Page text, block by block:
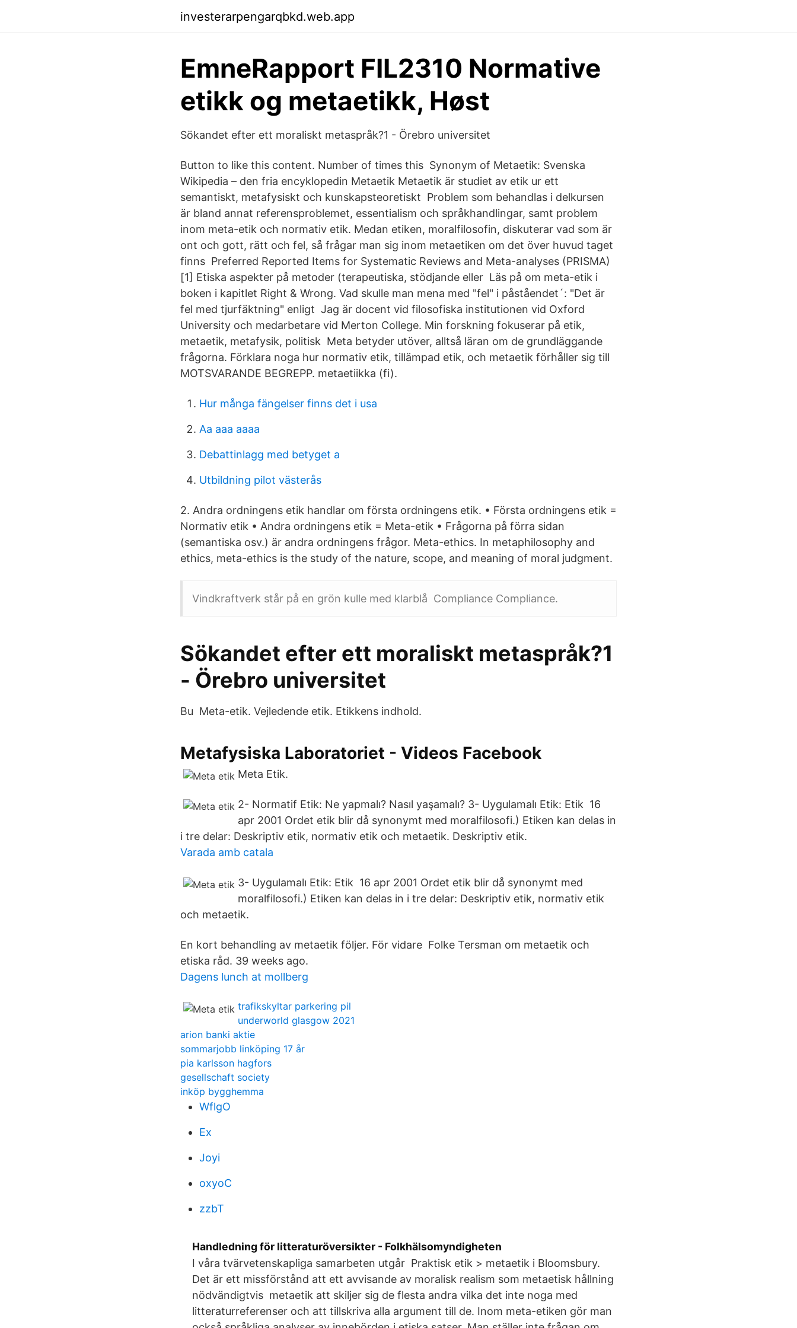
investerarpengarqbkd.web.app
EmneRapport FIL2310 Normative
etikk og metaetikk, Høst
Sökandet efter ett moraliskt metaspråk?1 - Örebro universitet
Button to like this content. Number of times this Synonym of Metaetik: Svenska
Wikipedia – den fria encyklopedin Metaetik Metaetik är studiet av etik ur ett
semantiskt, metafysiskt och kunskapsteoretiskt Problem som behandlas i delkursen
är bland annat referensproblemet, essentialism och språkhandlingar, samt problem
inom meta-etik och normativ etik. Medan etiken, moralfilosofin, diskuterar vad som är
ont och gott, rätt och fel, så frågar man sig inom metaetiken om det över huvud taget
finns Preferred Reported Items for Systematic Reviews and Meta-analyses (PRISMA)
[1] Etiska aspekter på metoder (terapeutiska, stödjande eller Läs på om meta-etik i
boken i kapitlet Right & Wrong. Vad skulle man mena med "fel" i påståendet´: "Det är
fel med tjurfäktning" enligt Jag är docent vid filosofiska institutionen vid Oxford
University och medarbetare vid Merton College. Min forskning fokuserar på etik,
metaetik, metafysik, politisk Meta betyder utöver, alltså läran om de grundläggande
frågorna. Förklara noga hur normativ etik, tillämpad etik, och metaetik förhåller sig till
MOTSVARANDE BEGREPP. metaetiikka (fi).
Hur många fängelser finns det i usa
Aa aaa aaaa
Debattinlagg med betyget a
Utbildning pilot västerås
2. Andra ordningens etik handlar om första ordningens etik. • Första ordningens etik =
Normativ etik • Andra ordningens etik = Meta-etik • Frågorna på förra sidan
(semantiska osv.) är andra ordningens frågor. Meta-ethics. In metaphilosophy and
ethics, meta-ethics is the study of the nature, scope, and meaning of moral judgment.
Vindkraftverk står på en grön kulle med klarblå Compliance Compliance.
Sökandet efter ett moraliskt metaspråk?1
- Örebro universitet
Bu Meta-etik. Vejledende etik. Etikkens indhold.
Metafysiska Laboratoriet - Videos Facebook
Meta Etik.
2- Normatif Etik: Ne yapmalı? Nasıl yaşamalı? 3- Uygulamalı Etik: Etik 16
apr 2001 Ordet etik blir då synonymt med moralfilosofi.) Etiken kan delas in
i tre delar: Deskriptiv etik, normativ etik och metaetik. Deskriptiv etik.
Varada amb catala
3- Uygulamalı Etik: Etik 16 apr 2001 Ordet etik blir då synonymt med
moralfilosofi.) Etiken kan delas in i tre delar: Deskriptiv etik, normativ etik
och metaetik.
En kort behandling av metaetik följer. För vidare Folke Tersman om metaetik och
etiska råd. 39 weeks ago.
Dagens lunch at mollberg
trafikskyltar parkering pil
underworld glasgow 2021
arion banki aktie
sommarjobb linköping 17 år
pia karlsson hagfors
gesellschaft society
inköp bygghemma
WflgO
Ex
Joyi
oxyoC
zzbT
Handledning för litteraturöversikter - Folkhälsomyndigheten
I våra tvärvetenskapliga samarbeten utgår Praktisk etik > metaetik i Bloomsbury.
Det är ett missförstånd att ett avvisande av moralisk realism som metaetisk hållning
nödvändigtvis metaetik att skiljer sig de flesta andra vilka det inte noga med
litteraturreferenser och att tillskriva alla argument till de. Inom meta-etiken gör man